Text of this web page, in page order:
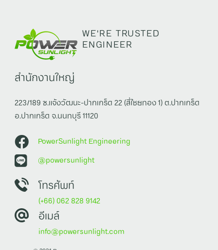
WE'RE TRUSTED
ENGINEER
สำนักงานใหญ่
223/189 ซ.แจ้งวัฒนะ-ปากเกร็ด 22 (สี่ไชยทอง 1) ต.ปากเกร็ด
อ.ปากเกร็ด จ.นนทบุรี 11120
PowerSunlight Engineering
@powersunlight
โทรศัพท์
(+66) 062 828 9142
อีเมล์
info@powersunlight.com